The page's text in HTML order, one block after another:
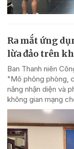
Ra mắt ứng
lừa đảo trên
Ban Thanh niên
"Mô phỏng phòng,
năng nhận diện và
không gian mạng